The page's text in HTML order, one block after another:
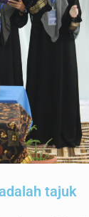
tajuk